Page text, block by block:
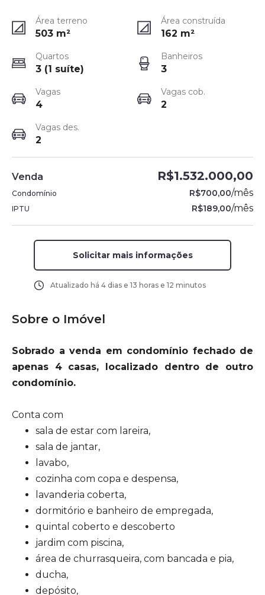
Área terreno
503 m²
Área construída
162 m²
Quartos
3 (1 suíte)
Banheiros
3
Vagas
4
Vagas cob.
2
Vagas des.
2
Venda R$1.532.000,00
Condomínio R$700,00/mês
IPTU R$189,00/mês
Solicitar mais informações
Atualizado há 4 dias e 13 horas e 12 minutos
Sobre o Imóvel
Sobrado a venda em condomínio fechado de
apenas 4 casas, localizado dentro de outro
condomínio.
Conta com
sala de estar com lareira,
sala de jantar,
lavabo,
cozinha com copa e despensa,
lavanderia coberta,
dormitório e banheiro de empregada,
quintal coberto e descoberto
jardim com piscina,
área de churrasqueira, com bancada e pia,
ducha,
depósito,